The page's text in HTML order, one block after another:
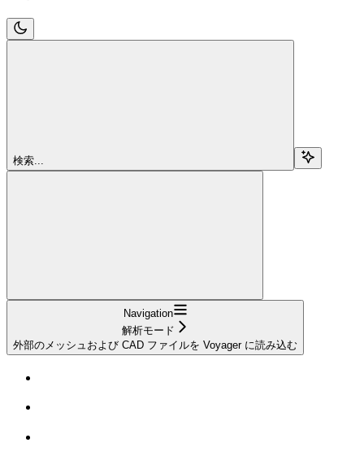
検索...
Navigation
解析モード
外部のメッシュおよび CAD ファイルを Voyager に読み込む